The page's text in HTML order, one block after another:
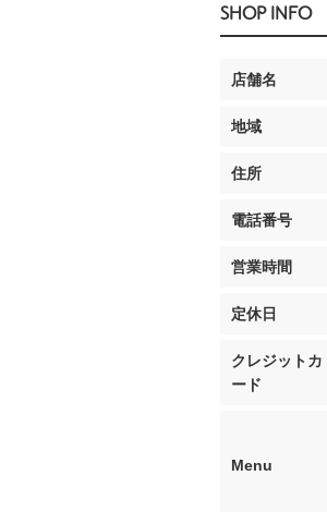
SHOP INFO
店舗名
地域
住所
電話番号
営業時間
定休日
クレジットカ
ード
Menu